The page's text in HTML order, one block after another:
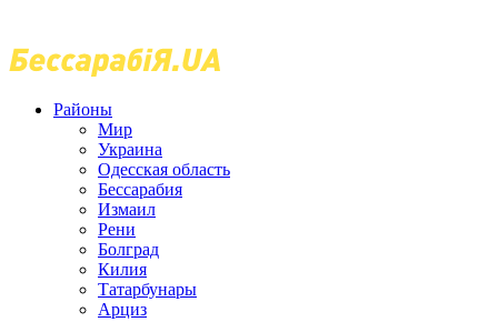
Районы
Мир
Украина
Одесская область
Бессарабия
Измаил
Рени
Болград
Килия
Татарбунары
Арциз